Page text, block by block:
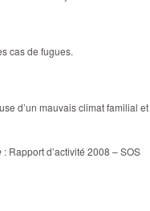
cas de fugues.
d’un mauvais climat familial et
: Rapport d’activité 2008 – SOS